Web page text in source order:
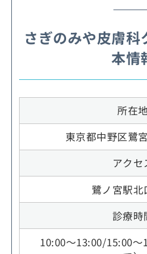
さぎのみや皮膚科
本情
所在地
東京都中野区鷺
アクセ
鷺ノ宮駅北
診療時
10:00～13:00/15:00～